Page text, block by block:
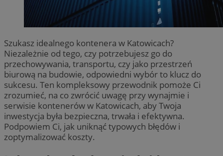
Szukasz idealnego kontenera w Katowicach?
Niezależnie od tego, czy potrzebujesz go do
przechowywania, transportu, czy jako przestrzeń
biurową na budowie, odpowiedni wybór to klucz do
sukcesu. Ten kompleksowy przewodnik pomoże Ci
zrozumieć, na co zwrócić uwagę przy wynajmie i
serwisie kontenerów w Katowicach, aby Twoja
inwestycja była bezpieczna, trwała i efektywna.
Podpowiem Ci, jak uniknąć typowych błędów i
zoptymalizować koszty.